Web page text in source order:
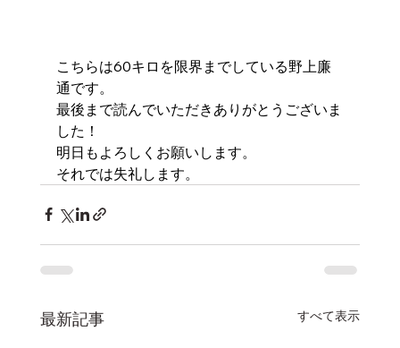
こちらは60キロを限界までしている野上廉
通です。
最後まで読んでいただきありがとうございま
した！
明日もよろしくお願いします。
それでは失礼します。
最新記事 すべて表示